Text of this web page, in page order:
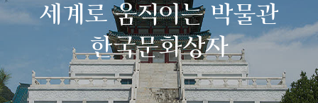
세계로 움직이는 박물관
한국문화상자